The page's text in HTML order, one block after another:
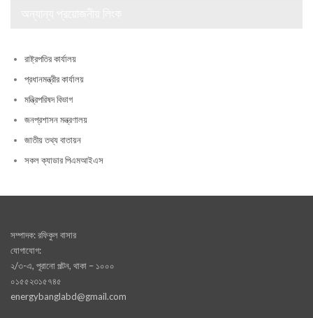
রাষ্ট্রপতির কার্যালয়
প্রধানমন্ত্রীর কার্যালয়
মন্ত্রিপরিষদ বিভাগ
জনপ্রশাসন মন্ত্রণালয়
জাতীয় তথ্য বাতায়ন
সকল ক্যাডার পিএমআইএস
সম্পাদক: রফিকুল বাসার
যোগাযোগ:
২/৩-এ, পূরানো পল্টন, থাকা – ১০০০
০১৫৫২৩১৫৭৪৫
energybanglabd@gmail.com